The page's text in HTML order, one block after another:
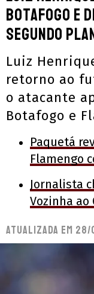
Botafogo e
segundo
Luiz
retorno ao
o atacante
Botafogo e
Paquetá
Flamengo
Jornalista
Vozinha ao
Atualizada em 28/